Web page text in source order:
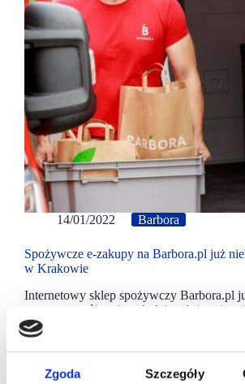
Zgoda Szczegóły
14/01/2022 Barbora
Spożywcze e-zakupy na Barbora.pl już
w Krakowie
Internetowy sklep spożywczy Barbora.pl
poszerzy swój zasięgo kolejne duże miasto!
w styczniu br. marka wejdzie do Krakowa
jego mieszkańcom wygodne codzienne
w tygodniu,…